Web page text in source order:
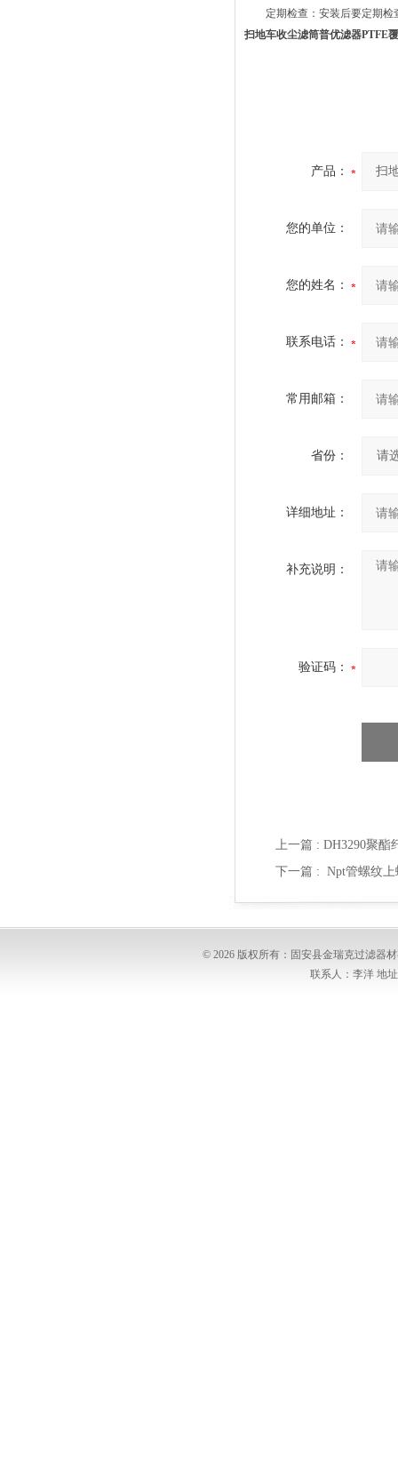
定期检查：安装后要定期检
扫地车收尘滤筒普优滤器PTFE
产品：
您的单位：
您的姓名：
联系电话：
常用邮箱：
省份：
详细地址：
补充说明：
验证码：
上一篇 : DH3290聚酯
下一篇 : Npt管螺纹
© 2026 版权所有：固安县金瑞克过滤器
联系人：李洋 地